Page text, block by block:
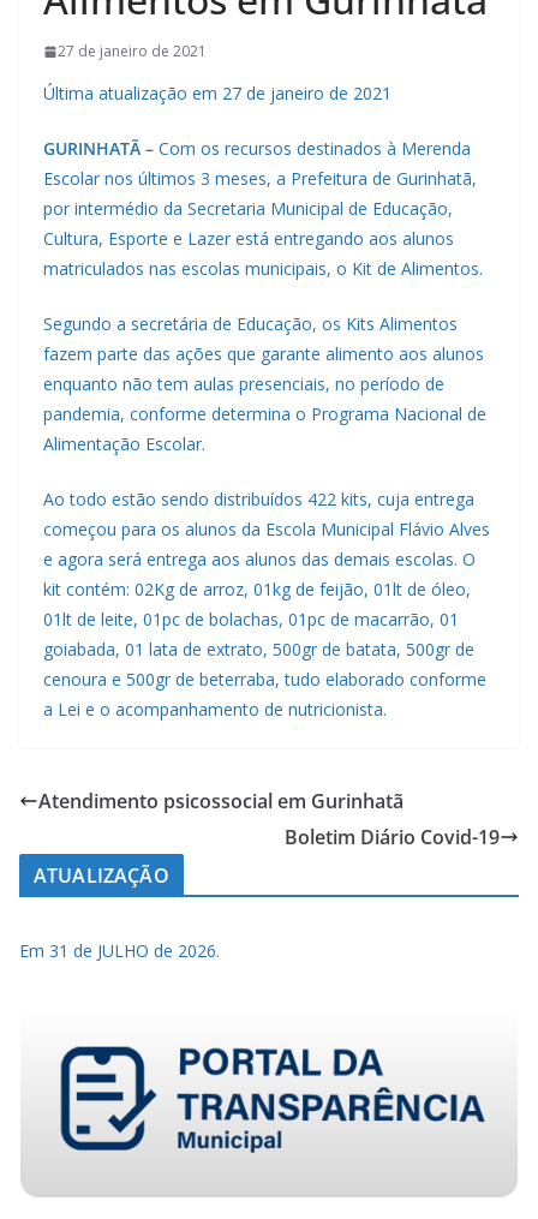
27 de janeiro de 2021
Última atualização em 27 de janeiro de 2021
GURINHATÃ – Com os recursos destinados à Merenda
Escolar nos últimos 3 meses, a Prefeitura de Gurinhatã,
por intermédio da Secretaria Municipal de Educação,
Cultura, Esporte e Lazer está entregando aos alunos
matriculados nas escolas municipais, o Kit de Alimentos.
Segundo a secretária de Educação, os Kits Alimentos
fazem parte das ações que garante alimento aos alunos
enquanto não tem aulas presenciais, no período de
pandemia, conforme determina o Programa Nacional de
Alimentação Escolar.
Ao todo estão sendo distribuídos 422 kits, cuja entrega
começou para os alunos da Escola Municipal Flávio Alves
e agora será entrega aos alunos das demais escolas. O
kit contém: 02Kg de arroz, 01kg de feijão, 01lt de óleo,
01lt de leite, 01pc de bolachas, 01pc de macarrão, 01
goiabada, 01 lata de extrato, 500gr de batata, 500gr de
cenoura e 500gr de beterraba, tudo elaborado conforme
a Lei e o acompanhamento de nutricionista.
Atendimento psicossocial em Gurinhatã
Boletim Diário Covid-19
ATUALIZAÇÃO
Em 31 de JULHO de 2026.